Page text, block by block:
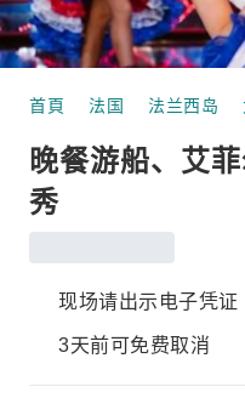
首頁 法国 法兰西岛
晚餐游船、艾
秀
现场请出示电子凭证
3天前可免费取消